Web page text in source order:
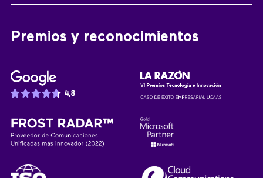
Premios y reconocimientos